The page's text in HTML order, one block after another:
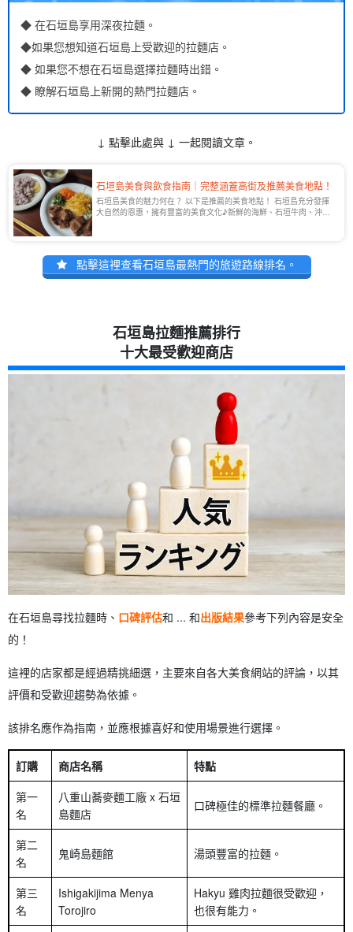
7.3.觀光導向與當地導向的差異
8.在石垣島吃拉麵的注意事項。
8.1.
避免擁擠的最佳時段
8.2.關於售罄和開放時間的說明。
8.3.如何在觀光期間有效率地繞圈的提示。
9.有關石垣島拉麵的常見問題 (FAQ)
◆ 在石垣島享用深夜拉麵。
◆如果您想知道石垣島上受歡迎的拉麵店。
◆ 如果您不想在石垣島選擇拉麵時出錯。
◆ 瞭解石垣島上新開的熱門拉麵店。
↓ 點擊此處與 ↓ 一起閱讀文章。
石垣島美食與飲食指南｜完整涵蓋高街及推薦美食地點！
石垣島美食的魅力何在？ 以下是推薦的美食地點！ 石垣島充分發揮
大自然的恩惠，擁有豐富的美食文化♪新鮮的海鮮、石垣牛肉、沖繩
點擊這裡查看石垣島最熱門的旅遊路線排名。
石垣島拉麵推薦排行
十大最受歡迎商店
在石垣島尋找拉麵時、 口碑評估和 ... 和出版結果參考下列內容是安全
的！
這裡的店家都是經過精挑細選，主要來自各大美食網站的評論，以其
評價和受歡迎趨勢為依據。
該排名應作為指南，並應根據喜好和使用場景進行選擇。
訂購 商店名稱
特點
第一
名
八重山蕎麥麵工廠 x 石垣
島麵店
口碑極佳的標準拉麵餐廳。
第二
名
鬼崎島麵館 湯頭豐富的拉麵。
第三
名
Ishigakijima Menya
Torojiro
Hakyu 雞肉拉麵很受歡迎，
也很有能力。